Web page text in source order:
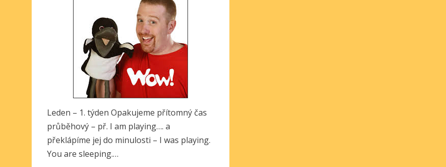
Leden – 1. týden Opakujeme přítomný čas
průběhový – př. I am playing…. a
překlápíme jej do minulosti – I was playing.
You are sleeping.…